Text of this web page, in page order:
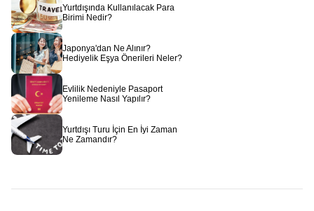
Yurtdışında Kullanılacak Para
Birimi Nedir?
Japonya'dan Ne Alınır?
Hediyelik Eşya Önerileri Neler?
Evlilik Nedeniyle Pasaport
Yenileme Nasıl Yapılır?
Yurtdışı Turu İçin En İyi Zaman
Ne Zamandır?